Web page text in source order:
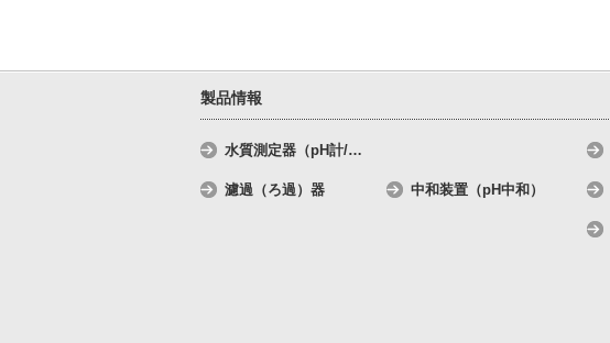
製品情報
水質測定器（pH計/…
濾過（ろ過）器 中和装置（pH中和）